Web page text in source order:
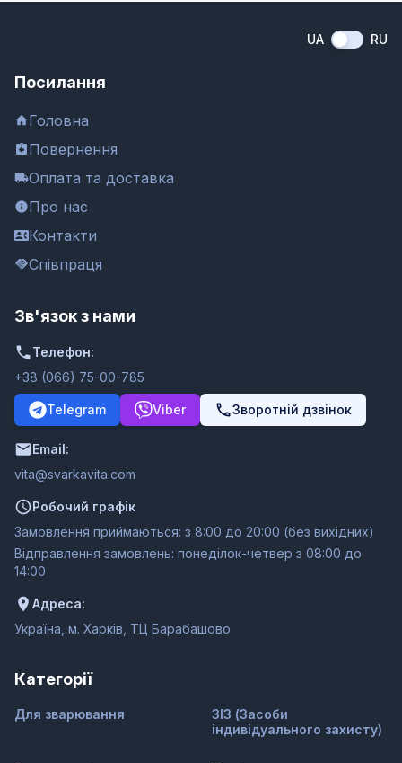
UA RU
Посилання
Головна
Повернення
Оплата та доставка
Про нас
Контакти
Співпраця
Зв'язок з нами
Телефон:
+38 (066) 75-00-785
Telegram Viber Зворотній дзвінок
Email:
moc.ativakravs@ativ
Робочий графік
Замовлення приймаються: з 8:00 до 20:00 (без вихідних)
Відправлення замовлень: понеділок-четвер з 08:00 до
14:00
Адреса:
Україна, м. Харків, ТЦ Барабашово
Категорії
Для зварювання
ЗІЗ (Засоби
індивідуального захисту)